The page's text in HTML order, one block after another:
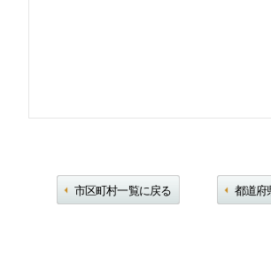
市区町村一覧に戻る 都道府